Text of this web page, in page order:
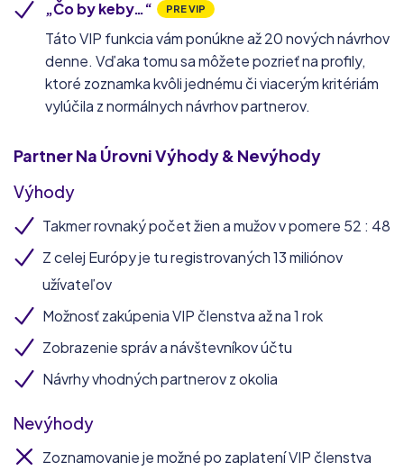
„Čo by keby…“
PRE VIP
Táto VIP funkcia vám ponúkne až 20 nových návrhov
denne. Vďaka tomu sa môžete pozrieť na profily,
ktoré zoznamka kvôli jednému či viacerým kritériám
vylúčila z normálnych návrhov partnerov.
Partner Na ÚrovniVýhody & Nevýhody
Výhody
Takmer rovnaký počet žien a mužov v pomere 52 : 48
Z celej Európy je tu registrovaných 13 miliónov
užívateľov
Možnosť zakúpenia VIP členstva až na 1 rok
Zobrazenie správ a návštevníkov účtu
Návrhy vhodných partnerov z okolia
Nevýhody
Zoznamovanie je možné po zaplatení VIP členstva